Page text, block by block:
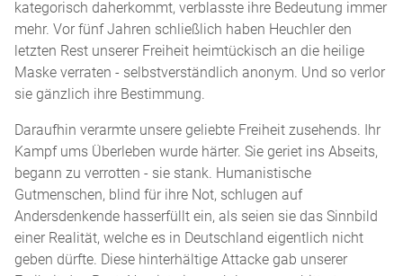
kategorisch daherkommt, verblasste ihre Bedeutung immer
mehr. Vor fünf Jahren schließlich haben Heuchler den
letzten Rest unserer Freiheit heimtückisch an die heilige
Maske verraten - selbstverständlich anonym. Und so verlor
sie gänzlich ihre Bestimmung.
Daraufhin verarmte unsere geliebte Freiheit zusehends. Ihr
Kampf ums Überleben wurde härter. Sie geriet ins Abseits,
begann zu verrotten - sie stank. Humanistische
Gutmenschen, blind für ihre Not, schlugen auf
Andersdenkende hasserfüllt ein, als seien sie das Sinnbild
einer Realität, welche es in Deutschland eigentlich nicht
geben dürfte. Diese hinterhältige Attacke gab unserer